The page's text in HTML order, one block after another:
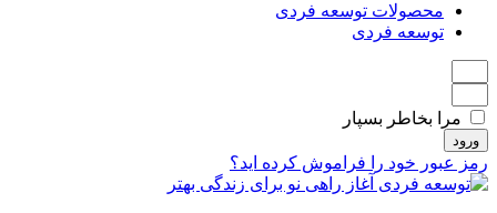
محصولات توسعه فردی
توسعه فردی
مرا بخاطر بسپار
ورود
رمز عبور خود را فراموش کرده اید؟